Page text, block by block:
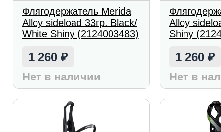
Флягодержатель Merida
Alloy sideload 33гр. Black/
White Shiny (2124003483)
1 260 ₽
Нет в наличии
Alloy
Shiny
1 260₽
Нет в